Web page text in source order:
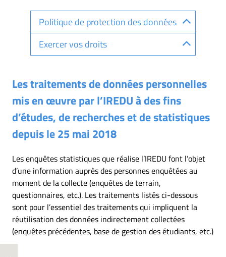
Politique de protection des données
Exercer vos droits
Les traitements de données personnelles
mis en œuvre par l’IREDU à des fins
d’études, de recherches et de statistiques
depuis le 25 mai 2018
Les enquêtes statistiques que réalise l’IREDU font l’objet
d’une information auprès des personnes enquêtées au
moment de la collecte (enquêtes de terrain,
questionnaires, etc.). Les traitements listés ci-dessous
sont pour l’essentiel des traitements qui impliquent la
réutilisation des données indirectement collectées
(enquêtes précédentes, base de gestion des étudiants, etc.)